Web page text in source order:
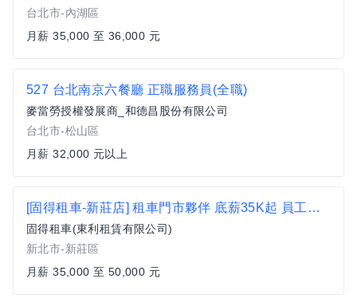
台北市-內湖區
月薪 35,000 至 36,000 元
527 台北南京六餐廳 正職服務員(全職)
麥當勞授權發展商_和德昌股份有限公司
台北市-松山區
月薪 32,000 元以上
[固得租車-新莊店] 租車門市夥伴 底薪35K起 員工租車3折 多項福利
固得租車(東利租賃有限公司)
新北市-新莊區
月薪 35,000 至 50,000 元